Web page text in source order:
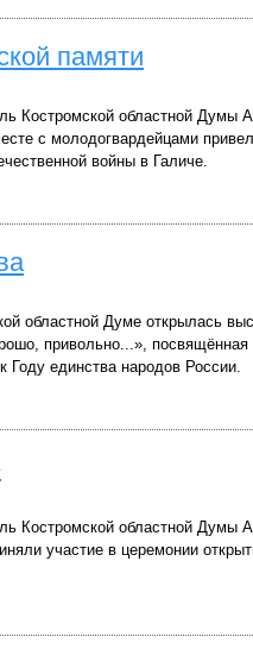
памяти
Костромской областной Думы
с молодогвардейцами
войны в Галиче.
областной Думе открылась
привольно...»,
Году единства народов России.
Костромской областной Думы
участие в церемонии